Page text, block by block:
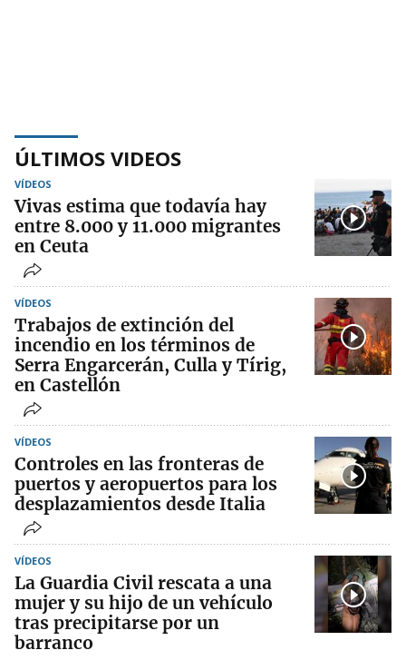
ÚLTIMOS VIDEOS
VÍDEOS
Vivas estima que todavía hay
entre 8.000 y 11.000 migrantes
en Ceuta
VÍDEOS
Trabajos de extinción del
incendio en los términos de
Serra Engarcerán, Culla y Tírig,
en Castellón
VÍDEOS
Controles en las fronteras de
puertos y aeropuertos para los
desplazamientos desde Italia
VÍDEOS
La Guardia Civil rescata a una
mujer y su hijo de un vehículo
tras precipitarse por un
barranco